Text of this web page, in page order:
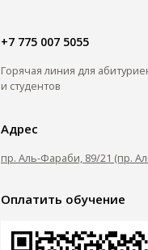
+7 775 007 5055
Горячая линия для
и студентов
Адрес
пр. Аль-Фараби, 89/21 (пр.
Оплатить обучение